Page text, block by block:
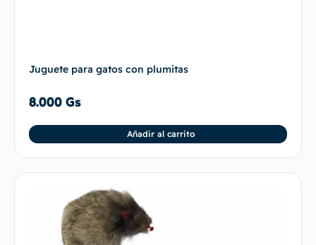
Juguete para gatos con plumitas
8.000 Gs
Añadir al carrito